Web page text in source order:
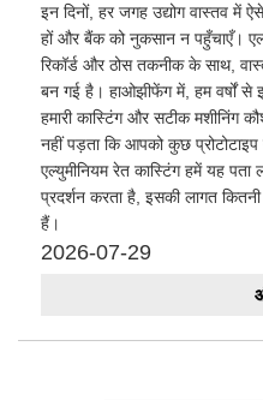
इन दिनों, हर जगह उद्योग वास्तव में
हों और बैंक को नुकसान न पहुँचाएँ।
रिकॉर्ड और ठोस तकनीक के साथ,
बन गई है। हाओझीफेंग में, हम वर्षों से
हमारी कास्टिंग और सटीक मशीनिंग
नहीं पड़ता कि आपको कुछ
एल्युमीनियम रेत कास्टिंग हमें यह
प्रदर्शन करता है, इसकी लागत
हैं।
2026-07-29